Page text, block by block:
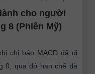
cho người
8 (Phiên Mỹ)
chỉ báo MACD đã di
0, qua đó hạn chế đà